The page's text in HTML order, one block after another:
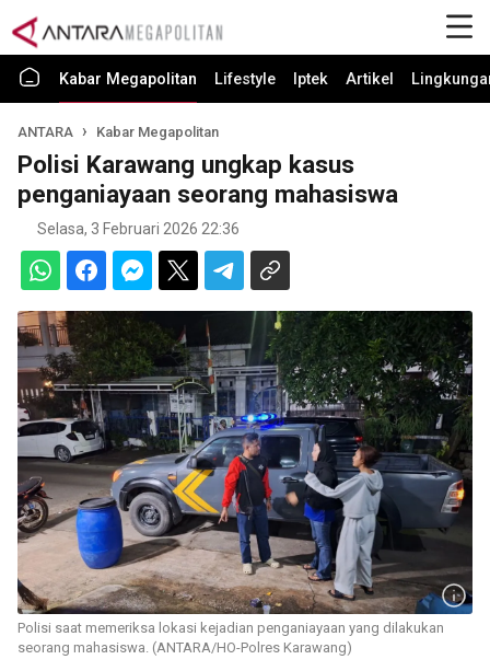
Kabar Megapolitan Lifestyle Iptek Artikel
ANTARA Kabar Megapolitan
Polisi Karawang ungkap kasus
penganiayaan seorang mahasiswa
Selasa, 3 Februari 2026 22:36
Polisi saat memeriksa lokasi kejadian penganiayaan yang dilakukan
seorang mahasiswa. (ANTARA/HO-Polres Karawang)